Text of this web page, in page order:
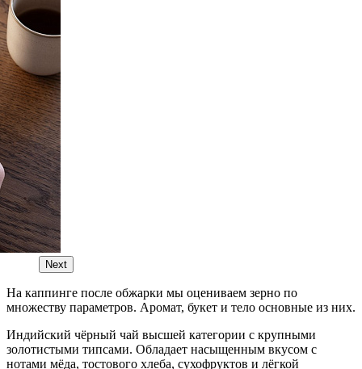
Next
На каппинге после обжарки мы оцениваем зерно по
множеству параметров. Аромат, букет и тело основные из них.
Индийский чёрный чай высшей категории с крупными
золотистыми типсами. Обладает насыщенным вкусом с
нотами мёда, тостового хлеба, сухофруктов и лёгкой